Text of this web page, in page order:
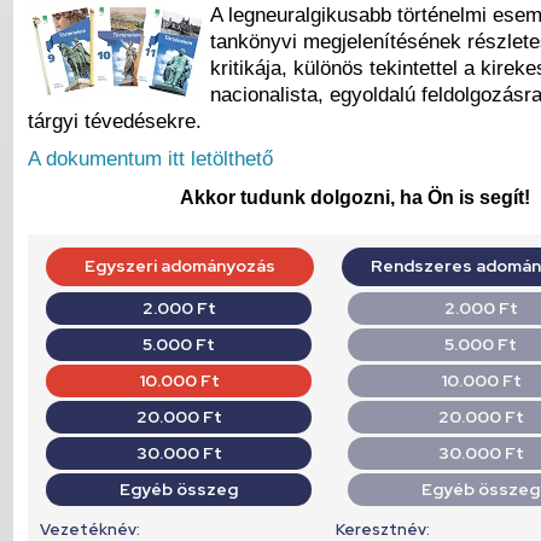
A legneuralgikusabb történelmi
tankönyvi megjelenítésének
kritikája, különös tekintettel a
nacionalista, egyoldalú
tárgyi tévedésekre.
A dokumentum itt letölthető
Akkor tudunk dolgozni, ha Ön is segít!